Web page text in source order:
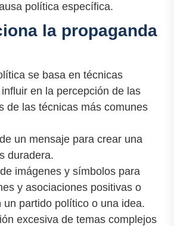
política específica.
la propaganda
se basa en técnicas
en la percepción de las
de las técnicas más comunes
un mensaje para crear una
duradera.
imágenes y símbolos para
y asociaciones positivas o
un partido político o una idea.
excesiva de temas complejos